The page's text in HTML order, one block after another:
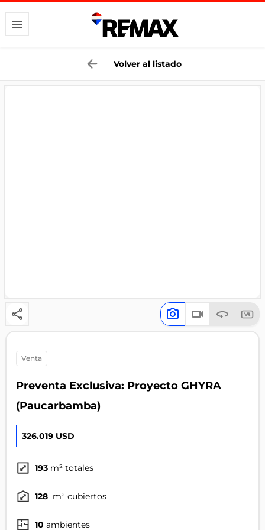
Volver al listado
venta
Preventa Exclusiva: Proyecto GHYRA
(Paucarbamba)
326.019 USD
193 m² totales
128 m² cubiertos
10 ambientes